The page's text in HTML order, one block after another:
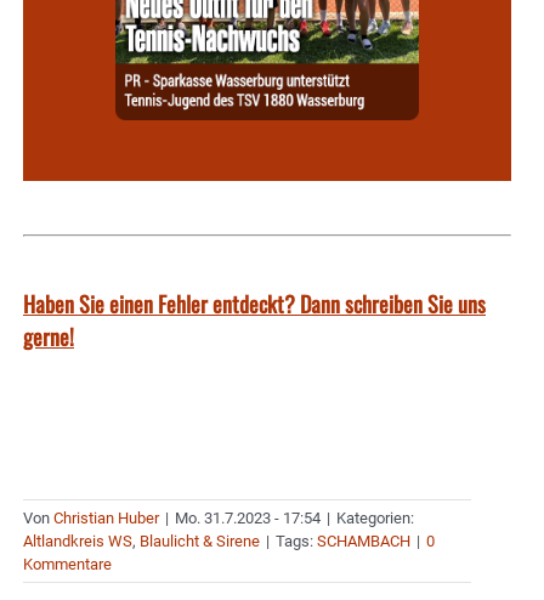
Haben Sie einen Fehler entdeckt? Dann schreiben Sie uns
gerne!
Von Christian Huber | Mo. 31.7.2023 - 17:54 | Kategorien:
Altlandkreis WS, Blaulicht & Sirene | Tags: SCHAMBACH | 0
Kommentare